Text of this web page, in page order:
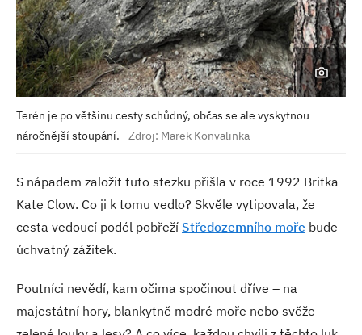
Terén je po většinu cesty schůdný, občas se ale vyskytnou
náročnější stoupání.
Zdroj: Marek Konvalinka
S nápadem založit tuto stezku přišla v roce 1992 Britka
Kate Clow. Co ji k tomu vedlo? Skvěle vytipovala, že
cesta vedoucí podél pobřeží Středozemního moře bude
úchvatný zážitek.
Poutníci nevědí, kam očima spočinout dříve – na
majestátní hory, blankytně modré moře nebo svěže